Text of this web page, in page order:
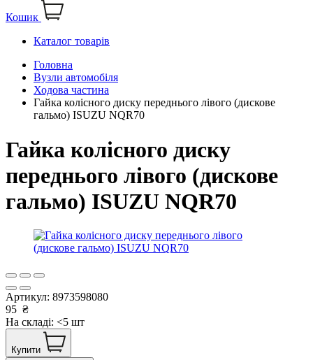
Кошик
Каталог товарів
Головна
Вузли автомобіля
Ходова частина
Гайка колісного диску переднього лівого (дискове
гальмо) ISUZU NQR70
Гайка колісного диску
переднього лівого (дискове
гальмо) ISUZU NQR70
Артикул: 8973598080
95 ₴
На складі: <5 шт
Купити